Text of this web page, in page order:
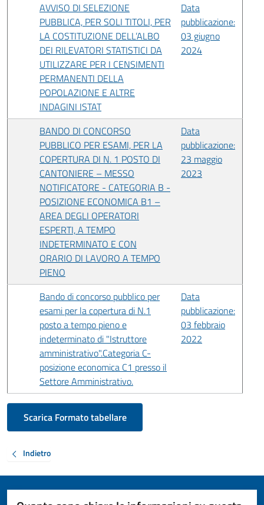
AVVISO DI SELEZIONE
PUBBLICA, PER SOLI TITOLI, PER
LA COSTITUZIONE DELL’ALBO
DEI RILEVATORI STATISTICI DA
UTILIZZARE PER I CENSIMENTI
PERMANENTI DELLA
POPOLAZIONE E ALTRE
INDAGINI ISTAT
Data
pubblicazione:
03 giugno
2024
BANDO DI CONCORSO
PUBBLICO PER ESAMI, PER LA
COPERTURA DI N. 1 POSTO DI
CANTONIERE – MESSO
NOTIFICATORE - CATEGORIA B -
POSIZIONE ECONOMICA B1 –
AREA DEGLI OPERATORI
ESPERTI, A TEMPO
INDETERMINATO E CON
ORARIO DI LAVORO A TEMPO
PIENO
Data
pubblicazione:
23 maggio
2023
Bando di concorso pubblico per
esami per la copertura di N.1
posto a tempo pieno e
indeterminato di "Istruttore
amministrativo".Categoria C-
posizione economica C1 presso il
Settore Amministrativo.
Data
pubblicazione:
03 febbraio
2022
Scarica Formato tabellare
Indietro